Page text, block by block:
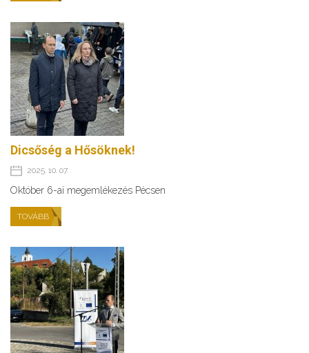
Dicsőség a Hősöknek!
2025. 10. 07.
Október 6-ai megemlékezés Pécsen
TOVÁBB